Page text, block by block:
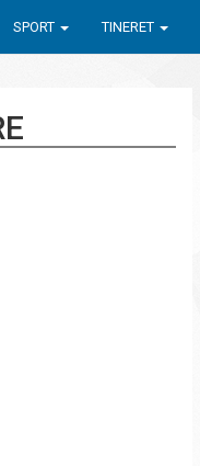
SPORT TINERET